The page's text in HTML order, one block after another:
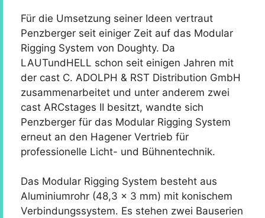
Für die Umsetzung seiner Ideen vertraut
Penzberger seit einiger Zeit auf das Modular
Rigging System von Doughty. Da
LAUTundHELL schon seit einigen Jahren mit
der cast C. ADOLPH & RST Distribution GmbH
zusammenarbeitet und unter anderem zwei
cast ARCstages II besitzt, wandte sich
Penzberger für das Modular Rigging System
erneut an den Hagener Vertrieb für
professionelle Licht- und Bühnentechnik.
Das Modular Rigging System besteht aus
Aluminiumrohr (48,3 x 3 mm) mit konischem
Verbindungssystem. Es stehen zwei Bauserien